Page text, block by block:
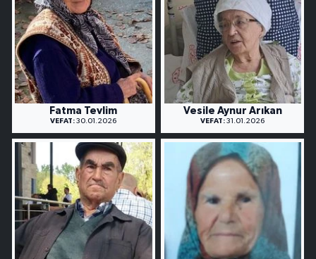
Fatma Tevlim
VEFAT: 30.01.2026
Vesile Aynur Arıkan
VEFAT: 31.01.2026